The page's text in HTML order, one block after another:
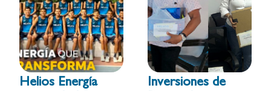
Helios Energía
Inversiones de